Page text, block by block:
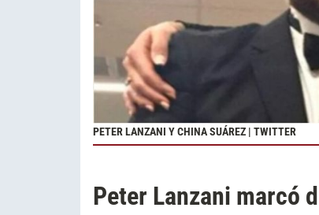
PETER LANZANI Y CHINA SUÁREZ | TWITTER
Peter Lanzani marcó